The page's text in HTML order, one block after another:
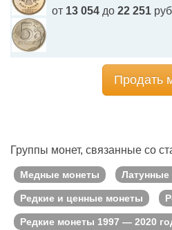
от 13 054 до 22 251
Продать
Группы монет, связанные со
Медные монеты
Редкие и ценные монеты
Редкие монеты 1997 — 2020